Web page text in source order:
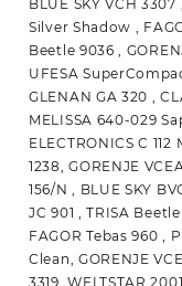
BLUE SKY VCH 3307
Silver Shadow ,
Beetle 9036 ,
UFESA
GLENAN GA 320 ,
MELISSA 640-029
ELECTRONICS C
1238, GORENJE
156/N , BLUE SKY
JC 901 , TRISA
FAGOR Tebas 960 ,
Clean, GORENJE
3319, WELTSTAR